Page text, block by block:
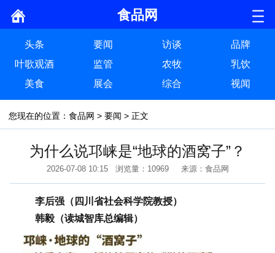
食品网
头条 要闻 访谈
品牌
叶歌观酒
监管 农牧
乳饮
美食
展会 综合 视闻
您现在的位置： 食品网 > 要闻 > 正文
为什么说邛崃是“地球的酒窝子”？
2026-07-08 10:15 浏览量：10969 来源：食品网
李后强（四川省社会科学院教授）
韩毅（读城智库总编辑）